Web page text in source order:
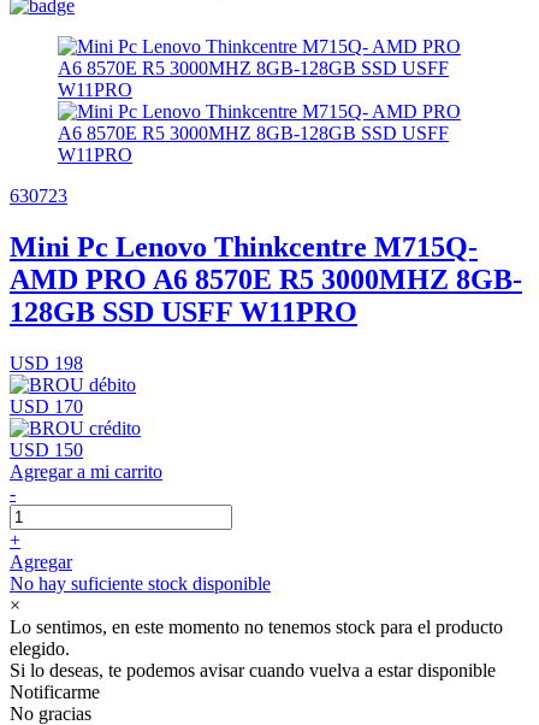
630723
Mini Pc Lenovo Thinkcentre M715Q-
AMD PRO A6 8570E R5 3000MHZ 8GB-
128GB SSD USFF W11PRO
USD 198
USD 170
USD 150
Agregar a mi carrito
-
+
Agregar
No hay suficiente stock disponible
×
Lo sentimos, en este momento no tenemos stock para el producto
elegido.
Si lo deseas, te podemos avisar cuando vuelva a estar disponible
Notificarme
No gracias